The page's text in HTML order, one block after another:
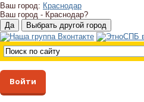
Ваш город: Краснодар
Ваш город - Краснодар?
Войти